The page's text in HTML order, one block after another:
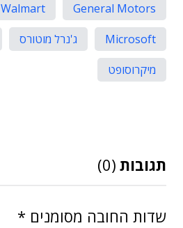
General Motors
Walmart
Microsoft
ג'נרל מוטורס
מיקרוסופט
תגובות (0)
שדות החובה מסומנים *